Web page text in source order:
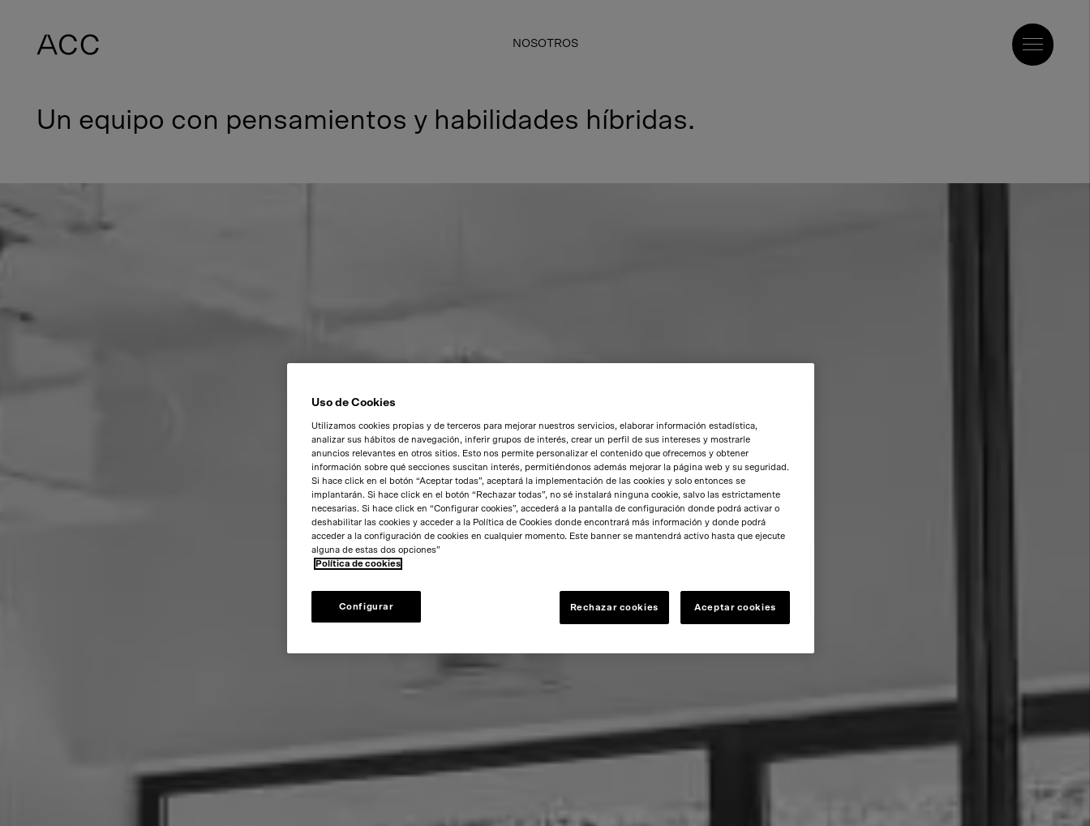
NOSOTROS
Un equipo con pensamientos y habilidades híbridas.
Uso de Cookies
Utilizamos cookies propias y de terceros para mejorar nuestros servicios, elaborar información estadística,
analizar sus hábitos de navegación, inferir grupos de interés, crear un perfil de sus intereses y mostrarle
anuncios relevantes en otros sitios. Esto nos permite personalizar el contenido que ofrecemos y obtener
información sobre qué secciones suscitan interés, permitiéndonos además mejorar la página web y su seguridad.
Si hace click en el botón “Aceptar todas”, aceptará la implementación de las cookies y solo entonces se
implantarán. Si hace click en el botón “Rechazar todas”, no sé instalará ninguna cookie, salvo las estrictamente
necesarias. Si hace click en “Configurar cookies”, accederá a la pantalla de configuración donde podrá activar o
deshabilitar las cookies y acceder a la Política de Cookies donde encontrará más información y donde podrá
acceder a la configuración de cookies en cualquier momento. Este banner se mantendrá activo hasta que ejecute
alguna de estas dos opciones”
Política de cookies
Configurar Rechazar cookies Aceptar cookies